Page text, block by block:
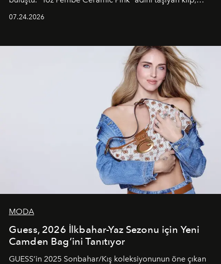
unsurlarından biri olarak öne çıkıyor.
07.24.2026
MODA
Guess, 2026 İlkbahar-Yaz Sezonu için Yeni
Camden Bag’ini Tanıtıyor
GUESS’in 2025 Sonbahar/Kış koleksiyonunun öne çıkan